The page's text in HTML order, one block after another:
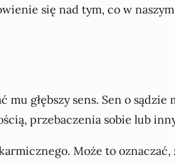
się nad tym, co w
głębszy sens. Sen o sądzie
przebaczenia sobie lub
Może to oznaczać,